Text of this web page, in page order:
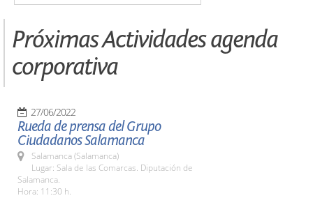
Próximas Actividades agenda
corporativa
27/06/2022
Rueda de prensa del Grupo
Ciudadanos Salamanca
Salamanca (Salamanca)
Lugar: Sala de las Comarcas. Diputación de
Salamanca.
Hora: 11:30 h.